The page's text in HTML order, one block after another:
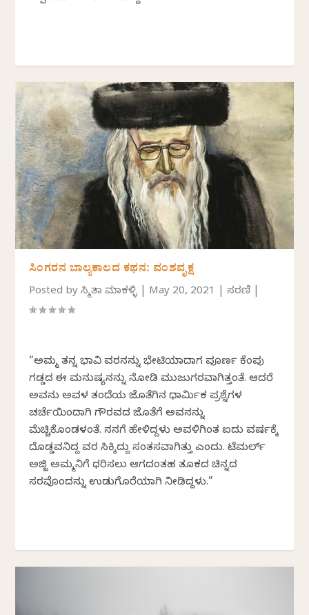
ಸಿಂಗರನ ಬಾಲ್ಯಕಾಲದ ಕಥನ: ವಂಶವೃಕ್ಷ
Posted byಸ್ಮಿತಾ ಮಾಕಳ್ಳಿ May 20, 2021 |ಸರಣಿ
“ಅಮ್ಮ ತನ್ನ ಭಾವಿ ವರನನ್ನು ಭೇಟಿಯಾದಾಗ ಪೂರ್ಣ ಕೆಂಪು
ಗಡ್ಡದ ಈ ಮನುಷ್ಯನನ್ನು ನೋಡಿ ಮುಜುಗರವಾಗಿತ್ತಂತೆ. ಆದರೆ
ಅವನು ಅವಳ ತಂದೆಯ ಜೊತೆಗಿನ ಧಾರ್ಮಿಕ ಪ್ರಶ್ನೆಗಳ
ಚರ್ಚೆಯಿಂದಾಗಿ ಗೌರವದ ಜೊತೆಗೆ ಅವನನ್ನು
ಮೆಚ್ಚಿಕೊಂಡಳಂತೆ. ನನಗೆ ಹೇಳಿದ್ದಳು ಅವಳಿಗಿಂತ ಐದು ವರ್ಷಕ್ಕೆ
ದೊಡ್ಡವನಿದ್ದ ವರ ಸಿಕ್ಕಿದ್ದು ಸಂತಸವಾಗಿತ್ತು ಎಂದು. ಟೆಮರ್ಲ್
ಅಜ್ಜಿ ಅಮ್ಮನಿಗೆ ಧರಿಸಲು ಆಗದಂತಹ ತೂಕದ ಚಿನ್ನದ
ಸರವೊಂದನ್ನು ಉಡುಗೊರೆಯಾಗಿ ನೀಡಿದ್ದಳು.”